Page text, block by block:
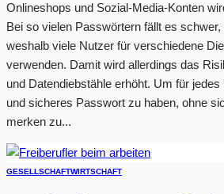
Onlineshops und Sozial-Media-Konten
Bei so vielen Passwörtern fällt es
weshalb viele Nutzer für verschiedene
verwenden. Damit wird allerdings das
und Datendiebstähle erhöht. Um für
und sicheres Passwort zu haben, ohne
merken zu...
GESELLSCHAFTWIRTSCHAFT